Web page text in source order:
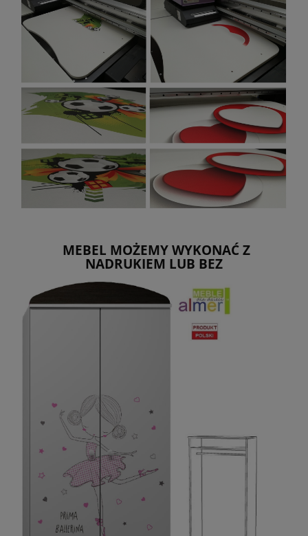
MEBEL MOŻEMY WYKONAĆ Z
NADRUKIEM LUB BEZ